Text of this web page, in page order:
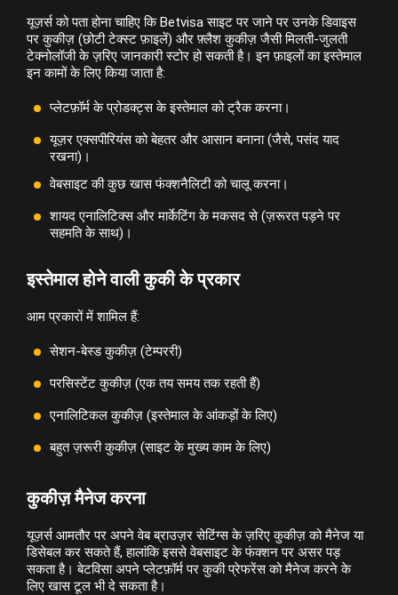
यूज़र्स को पता होना चाहिए कि Betvisa साइट पर जाने पर उनके डिवाइस
पर कुकीज़ (छोटी टेक्स्ट फ़ाइलें) और फ़्लैश कुकीज़ जैसी मिलती-जुलती
टेक्नोलॉजी के ज़रिए जानकारी स्टोर हो सकती है। इन फ़ाइलों का इस्तेमाल
इन कामों के लिए किया जाता है:
प्लेटफ़ॉर्म के प्रोडक्ट्स के इस्तेमाल को ट्रैक करना।
यूज़र एक्सपीरियंस को बेहतर और आसान बनाना (जैसे, पसंद याद
रखना)।
वेबसाइट की कुछ खास फंक्शनैलिटी को चालू करना।
शायद एनालिटिक्स और मार्केटिंग के मकसद से (ज़रूरत पड़ने पर
सहमति के साथ)।
इस्तेमाल होने वाली कुकी के प्रकार
आम प्रकारों में शामिल हैं:
सेशन-बेस्ड कुकीज़ (टेम्पररी)
परसिस्टेंट कुकीज़ (एक तय समय तक रहती हैं)
एनालिटिकल कुकीज़ (इस्तेमाल के आंकड़ों के लिए)
बहुत ज़रूरी कुकीज़ (साइट के मुख्य काम के लिए)
कुकीज़ मैनेज करना
यूज़र्स आमतौर पर अपने वेब ब्राउज़र सेटिंग्स के ज़रिए कुकीज़ को मैनेज या
डिसेबल कर सकते हैं, हालांकि इससे वेबसाइट के फंक्शन पर असर पड़
सकता है। बेटविसा अपने प्लेटफ़ॉर्म पर कुकी प्रेफरेंस को मैनेज करने के
लिए खास टूल भी दे सकता है।